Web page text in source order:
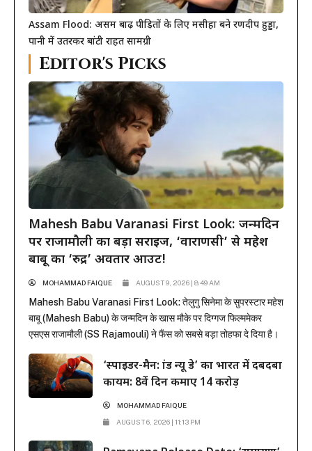
Assam Flood: असम बाढ़ पीड़ितों के लिए मसीहा बने रणदीप हुड्डा,
पानी में उतरकर बांटी राहत सामग्री
Editor's Picks
Mahesh Babu Varanasi First Look: जन्मदिन
पर राजामौली का बड़ा सरप्राइज, ‘वाराणसी’ से महेश
बाबू का ‘रुद्र’ अवतार आउट!
MOHAMMAD FAIQUE AUGUST 9, 2026 | 8:49 AM
Mahesh Babu Varanasi First Look: तेलुगु सिनेमा के सुपरस्टार महेश
बाबू (Mahesh Babu) के जन्मदिन के खास मौके पर दिग्गज फिल्ममेकर
एसएस राजामौली (SS Rajamouli) ने फैंस को सबसे बड़ा तोहफा दे दिया है।
महेश बाबू का मच-अवेटेड फर्स्ट लुक रिलीज कर दिया है। इस फिल्म...
‘स्पाइडर-मैन: ब्रांड न्यू डे’ का भारत में दबदबा
कायम: 8वें दिन कमाए 14 करोड़
MOHAMMAD FAIQUE
AUGUST 6, 2026 | 11:13 PM